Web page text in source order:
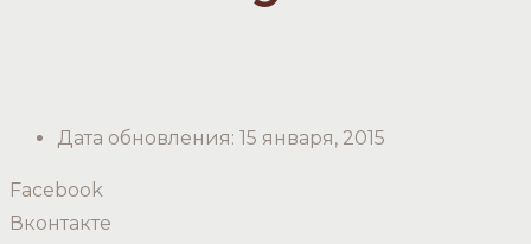
Дата обновления: 15 января, 2015
Facebook
Вконтакте